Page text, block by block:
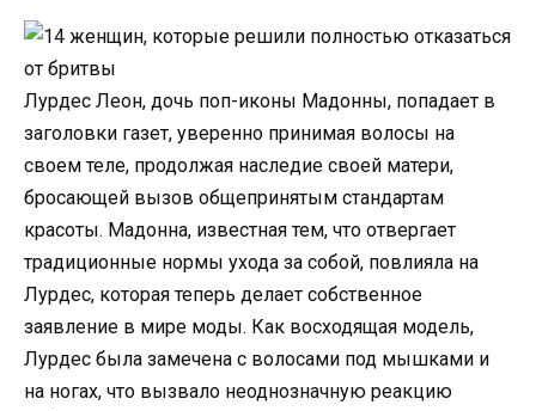
Лурдес Леон, дочь поп-иконы Мадонны, попадает в
заголовки газет, уверенно принимая волосы на
своем теле, продолжая наследие своей матери,
бросающей вызов общепринятым стандартам
красоты. Мадонна, известная тем, что отвергает
традиционные нормы ухода за собой, повлияла на
Лурдес, которая теперь делает собственное
заявление в мире моды. Как восходящая модель,
Лурдес была замечена с волосами под мышками и
на ногах, что вызвало неоднозначную реакцию